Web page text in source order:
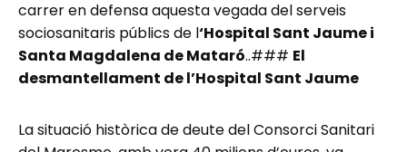
carrer en defensa aquesta vegada del serveis
sociosanitaris públics de l‘Hospital Sant Jaume i
Santa Magdalena de Mataró..### El
desmantellament de l’Hospital Sant Jaume
La situació històrica de deute del Consorci Sanitari